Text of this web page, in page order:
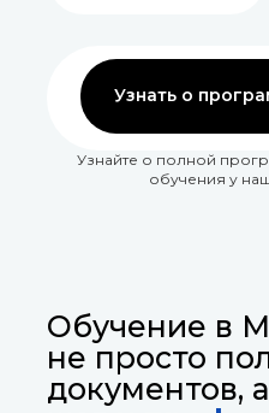
Узнайте о полной
обучения у
Узнать о
Обучение в
не просто
документов,